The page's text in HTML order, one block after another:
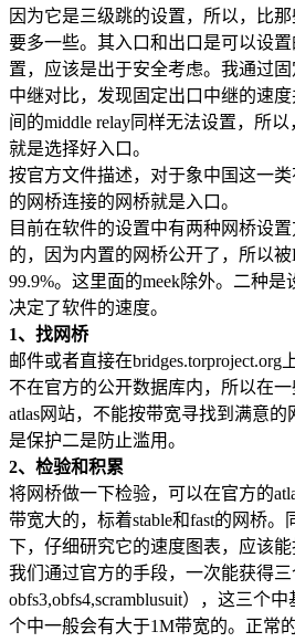
因为它是三级跳的设置，所以，比
要多一些。其入口和出口是可以设
置，应该是出于安全考虑。我通过
中继对比，发现固定出口中继的速
间的middle relay同样无法设置，所
就是选择好入口。
按官方文件描述，对于象中国这一
的网桥连接的网桥就是入口。
目前在软件的设置中有两种网桥设
的，因为内置的网桥公开了，所以
99.9%。这里面的meek除外。二种
决定了软件的速度。
1、找网桥
邮件或者直接在
不在官方的公开数据库内，所以在一
atlas网站，不能按带宽寻找到满意
是保护二是防止滥用。
2、检验和积累
将网桥做一下检验，可以在官方的
带宽大的，标着stable和fast的网桥
下，仔细研究它的速度图表，应该能
我们通过官方的手段，一次能获得三
obfs3,obfs4,scramblusuit），这三个
个中一般会有大于1M带宽的。正常